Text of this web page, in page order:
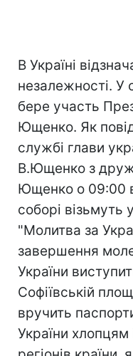
В Україні
незалежності. У
бере участь
Ющенко. Як
службі глави
В.Ющенко з
Ющенко о 09:00
соборі візьмуть
"Молитва за
завершення
України
Софіївській
вручить
України хлопцям